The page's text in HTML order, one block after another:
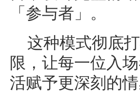
「参与者」。
这种模式彻底
限，让每一位入
活赋予更深刻的情